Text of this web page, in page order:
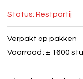
Status: Restpartij
Verpakt op pakken
Voorraad : ± 1600